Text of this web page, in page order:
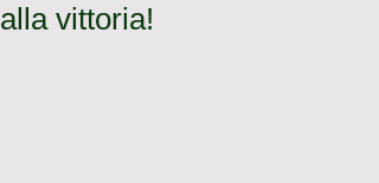
alla vittoria!